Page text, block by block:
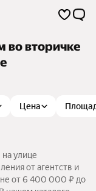
во вторичке
Цена
улице
от агентств и
от 6 400 000 ₽ до